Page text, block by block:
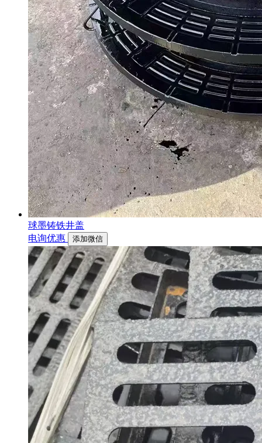
球墨铸铁井盖
电询优惠
添加微信